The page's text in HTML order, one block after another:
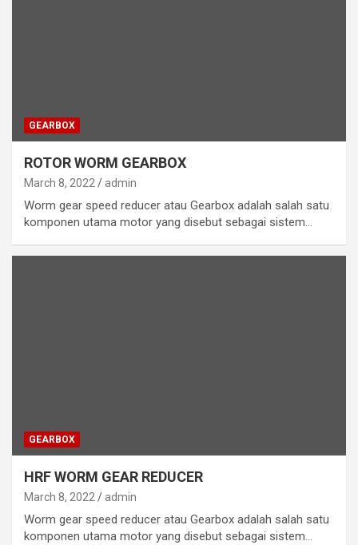
GEARBOX
ROTOR WORM GEARBOX
March 8, 2022 admin
Worm gear speed reducer atau Gearbox adalah salah satu
komponen utama motor yang disebut sebagai sistem…
GEARBOX
HRF WORM GEAR REDUCER
March 8, 2022 admin
Worm gear speed reducer atau Gearbox adalah salah satu
komponen utama motor yang disebut sebagai sistem…